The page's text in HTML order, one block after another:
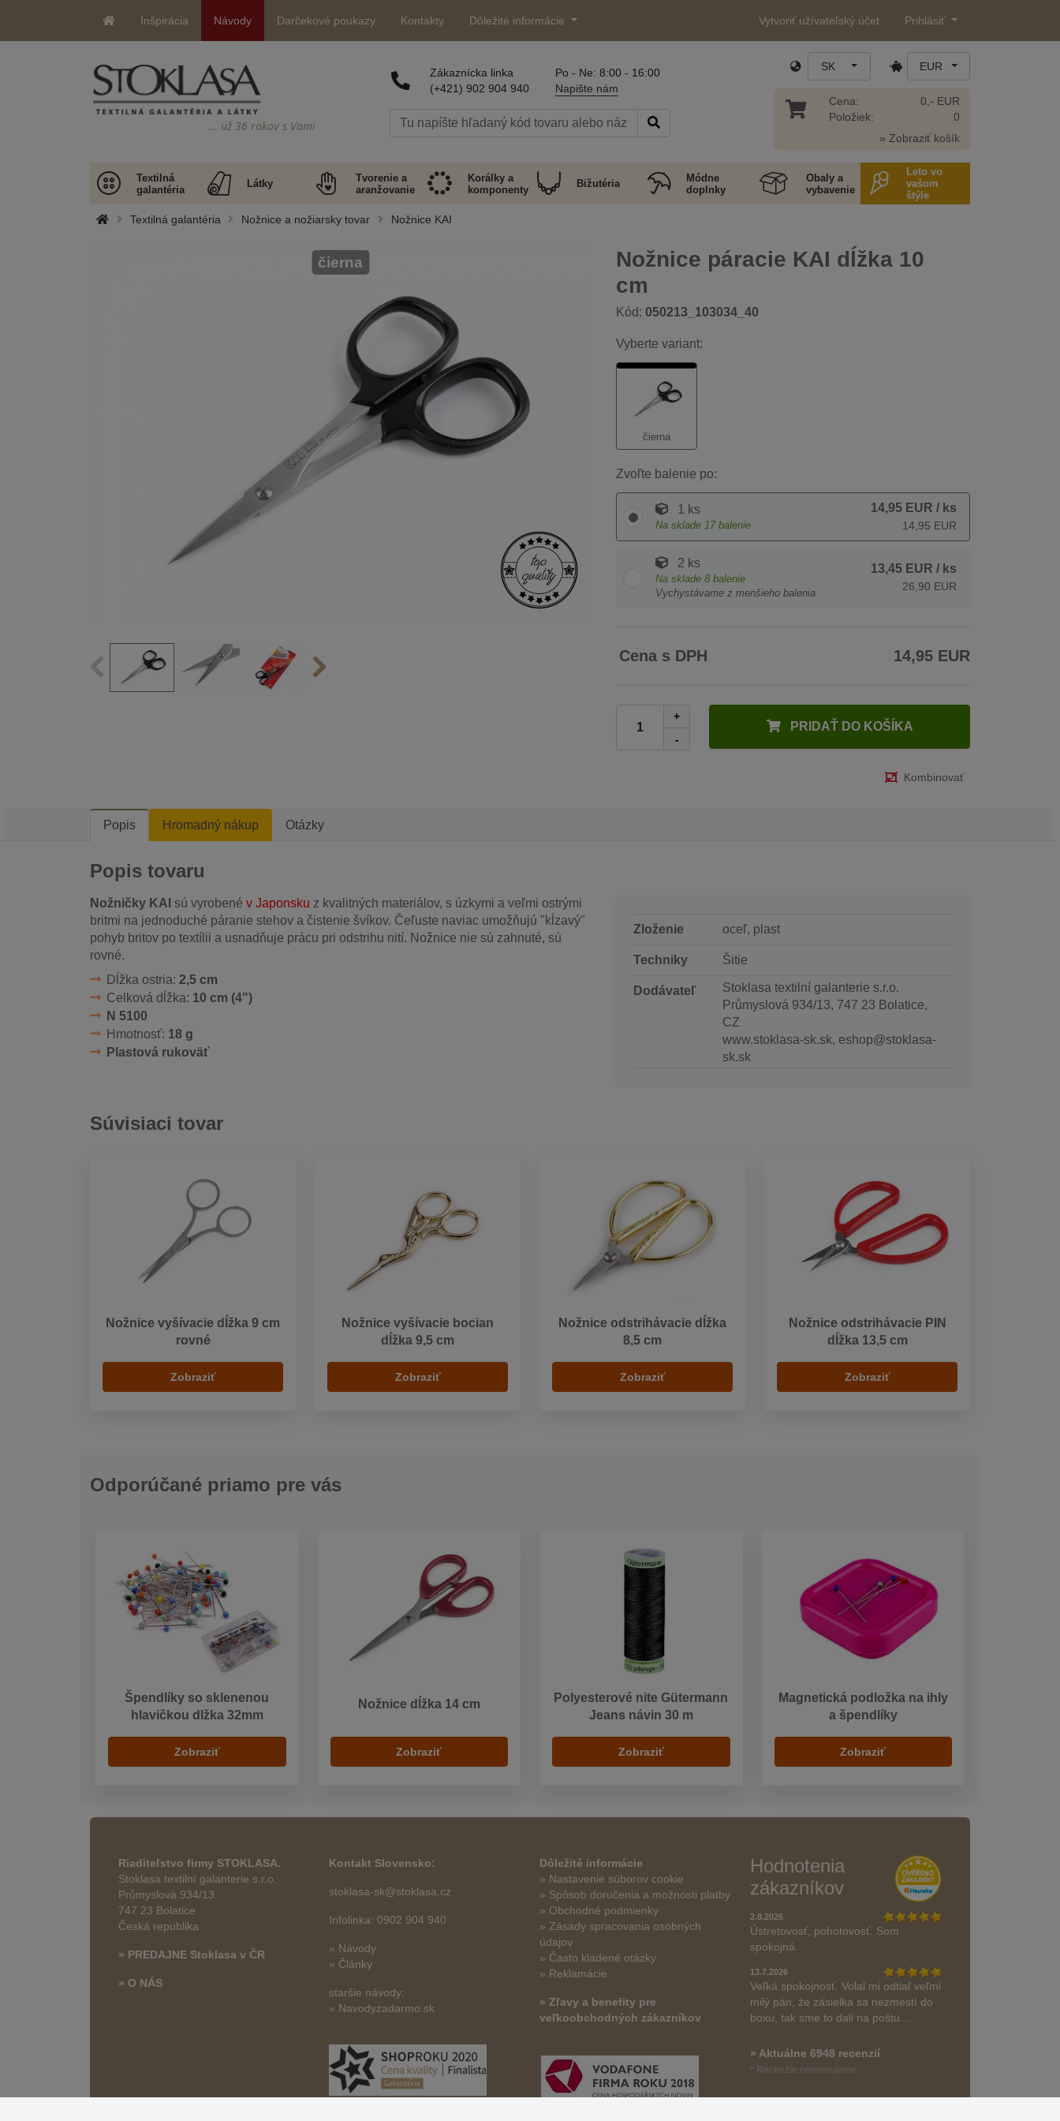
Inšpirácia Návody Darčekové poukazy Kontakty Dôležité informácie Vytvoriť užívateľský účet Prihlásiť
… už 36 rokov s Vami
Zákaznícka linka
(+421) 902 904 940
Po - Ne: 8:00 - 16:00
Napište nám
SK EUR
Cena:
Položiek:
0,- EUR
0
» Zobraziť košík
Textilná
galantéria
Látky
Tvorenie a
aranžovanie
Korálky a
komponenty
Bižutéria
Módne
doplnky
Obaly a
vybavenie
Leto vo
vašom
štýle
Textilná galantéria Nožnice a nožiarsky tovar Nožnice KAI
Nožnice páracie KAI dĺžka 10
cm
Kód: 050213_103034_40
čierna
Vyberte variant:
čierna
Zvoľte balenie po:
1 ks
Na sklade 17 balenie
14,95 EUR / ks
14,95 EUR
2 ks
Na sklade 8 balenie
Vychystávame z menšieho balenia
13,45 EUR / ks
26,90 EUR
Cena s DPH 14,95 EUR
+
-
PRIDAŤ DO KOŠÍKA
Kombinovať
Popis Hromadný nákup Otázky
Popis tovaru
Nožničky KAI sú vyrobené v Japonsku z kvalitných materiálov, s úzkymi a veľmi ostrými
britmi na jednoduché páranie stehov a čistenie švíkov. Čeľuste naviac umožňujú "kĺzavý"
pohyb britov po textílii a usnadňuje prácu pri odstrihu nití. Nožnice nie sú zahnuté, sú
rovné.
Dĺžka ostria: 2,5 cm
Celková dĺžka: 10 cm (4")
N 5100
Hmotnosť: 18 g
Plastová rukoväť
Zloženie oceľ, plast
Techniky Šitie
Dodávateľ
Stoklasa textilní galanterie s.r.o.
Průmyslová 934/13, 747 23 Bolatice,
CZ
www.stoklasa-sk.sk, eshop@stoklasa-
sk.sk
Súvisiaci tovar
Nožnice vyšívacie dĺžka 9 cm
rovné
Zobraziť
Nožnice vyšívacie bocian
dĺžka 9,5 cm
Zobraziť
Nožnice odstrihávacie dĺžka
8,5 cm
Zobraziť
Nožnice odstrihávacie PIN
dĺžka 13,5 cm
Zobraziť
Odporúčané priamo pre vás
Špendlíky so sklenenou
hlavičkou dlžka 32mm
Zobraziť
Nožnice dĺžka 14 cm
Zobraziť
Polyesterové nite Gütermann
Jeans návin 30 m
Zobraziť
Magnetická podložka na ihly
a špendlíky
Zobraziť
Riaditeľstvo firmy STOKLASA.
Stoklasa textilní galanterie s.r.o.
Průmyslová 934/13
747 23 Bolatice
Česká republika
» PREDAJNE Stoklasa v ČR
» O NÁS
Kontakt Slovensko:
stoklasa-sk@stoklasa.cz
Infolinka: 0902 904 940
» Návody
» Články
staršie návody:
» Navodyzadarmo.sk
Dôležité informácie
» Nastavenie súborov cookie
» Spôsob doručenia a možnosti platby
» Obchodné podmienky
» Zásady spracovania osobných
údajov
» Často kladené otázky
» Reklamácie
» Zľavy a benefity pre
veľkoobchodných zákazníkov
Hodnotenia
zákazníkov
2.8.2026
Ústretovosť, pohotovosť. Som
spokojná.
13.7.2026
Veľká spokojnosť. Volal mi odtiaľ veľmi
milý pán, že zásielka sa nezmestí do
boxu, tak sme to dali na poštu....
» Aktuálne 6948 recenzií
* Recenzie neoverujeme